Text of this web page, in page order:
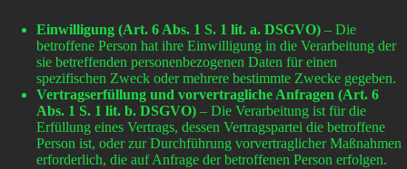
Einwilligung (Art. 6 Abs. 1 S. 1 lit. a. DSGVO) – Die
betroffene Person hat ihre Einwilligung in die Verarbeitung der
sie betreffenden personenbezogenen Daten für einen
spezifischen Zweck oder mehrere bestimmte Zwecke gegeben.
Vertragserfüllung und vorvertragliche Anfragen (Art. 6
Abs. 1 S. 1 lit. b. DSGVO) – Die Verarbeitung ist für die
Erfüllung eines Vertrags, dessen Vertragspartei die betroffene
Person ist, oder zur Durchführung vorvertraglicher Maßnahmen
erforderlich, die auf Anfrage der betroffenen Person erfolgen.